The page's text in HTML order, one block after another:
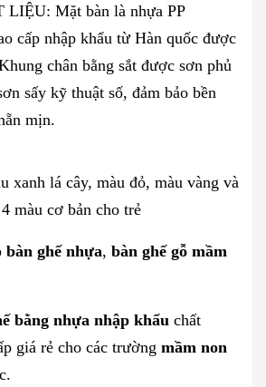
Mặt bàn là nhựa PP
cấp nhập khẩu từ Hàn quốc được
chân bằng sắt được sơn phủ
sấy kỹ thuật số, đảm bảo bền
mịn.
xanh lá cây, màu đỏ, màu vàng và
màu cơ bản cho trẻ
bàn ghế nhựa, bàn ghế gỗ mầm
bằng nhựa nhập khẩu chất
giá rẻ cho các trường mầm non